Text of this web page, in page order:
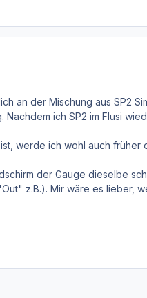
an der Mischung aus SP2
ich SP2 im Flusi
werde ich wohl auch
der Gauge dieselbe
z.B.). Mir wäre es lieber,